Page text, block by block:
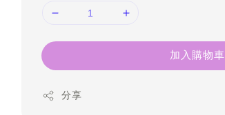
加入購物車
分享